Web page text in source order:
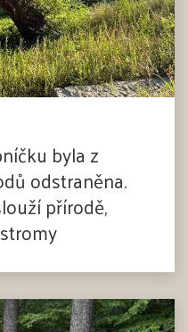
byla z
odstraněna.
přírodě,